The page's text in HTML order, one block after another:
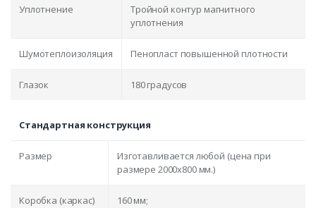
Уплотнение
Тройной контур магнитного
уплотнения
Шумотеплоизоляция Пенопласт повышенной плотности
Глазок 180 градусов
Стандартная конструкция
Размер
Изготавливается любой (цена при
размере 2000x800 мм.)
Коробка (каркас) 160 мм;